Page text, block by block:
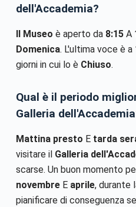
dell'Accademia?
Il Museo è aperto da 8:15A
Domenica. L'ultima voce è a
giorni in cui lo è Chiuso.
Qual è il periodo
Galleria
Mattina presto E tarda
visitare il Galleria
scarse. Un buon momento
novembreE aprile, durante
pianificare di conseguenza